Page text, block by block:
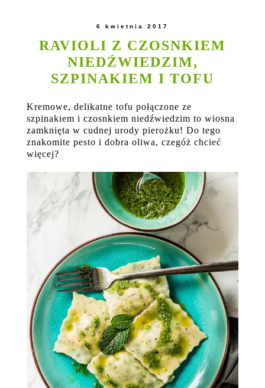
6 kwietnia 2017
RAVIOLI Z CZOSNKIEM
NIEDŹWIEDZIM,
SZPINAKIEM I TOFU
Kremowe, delikatne tofu połączone ze
szpinakiem i czosnkiem niedźwiedzim to wiosna
zamknięta w cudnej urody pierożku! Do tego
znakomite pesto i dobra oliwa, czegóż chcieć
więcej?